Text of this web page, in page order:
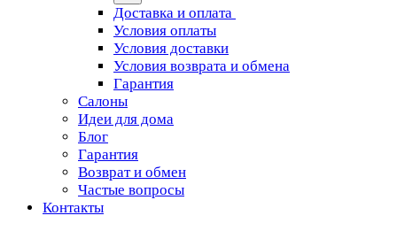
Доставка и оплата
Условия оплаты
Условия доставки
Условия возврата и обмена
Гарантия
Салоны
Идеи для дома
Блог
Гарантия
Возврат и обмен
Частые вопросы
Контакты